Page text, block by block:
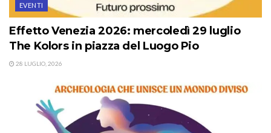
EVENTI
Effetto Venezia 2026: mercoledì 29 luglio
The Kolors in piazza del Luogo Pio
28 LUGLIO, 2026